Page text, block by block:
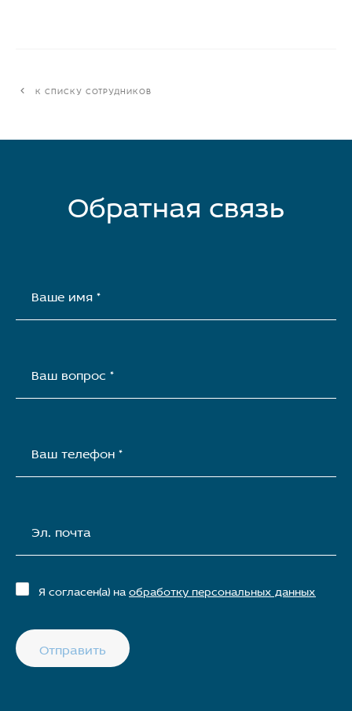
К СПИСКУ СОТРУДНИКОВ
Обратная связь
Ваше имя *
Ваш вопрос *
Ваш телефон *
Эл. почта
Отправить
Я согласен(а) наобработку персональных данных